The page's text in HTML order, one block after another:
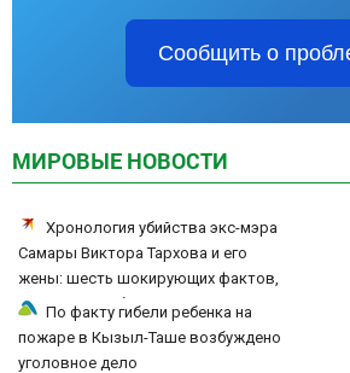
Сообщить о
МИРОВЫЕ НОВОСТИ
Хронология убийства экс-мэра
Самары Виктора Тархова и его
жены: шесть шокирующих фактов,
новые подробности
По факту гибели ребенка на
пожаре в Кызыл-Таше возбуждено
уголовное дело